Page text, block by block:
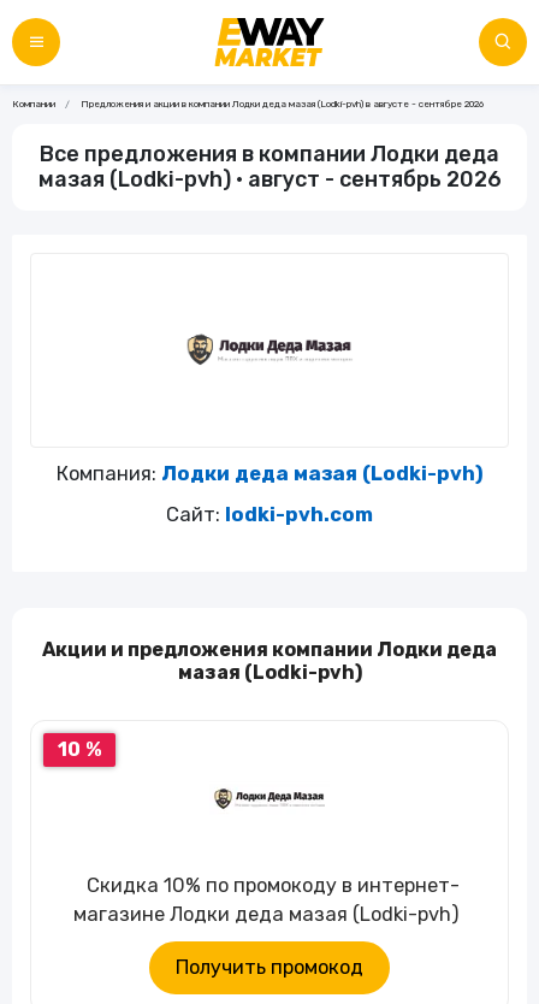
Компании Предложения и акции в компании Лодки деда мазая (Lodki-pvh) в августе - сентябре 2026
Все предложения в компании Лодки деда
мазая (Lodki-pvh) • август - сентябрь 2026
Компания: Лодки деда мазая (Lodki-pvh)
Сайт: lodki-pvh.com
Акции и предложения компании Лодки деда
мазая (Lodki-pvh)
10 %
Скидка 10% по промокоду в интернет-
магазине Лодки деда мазая (Lodki-pvh)
Получить промокод